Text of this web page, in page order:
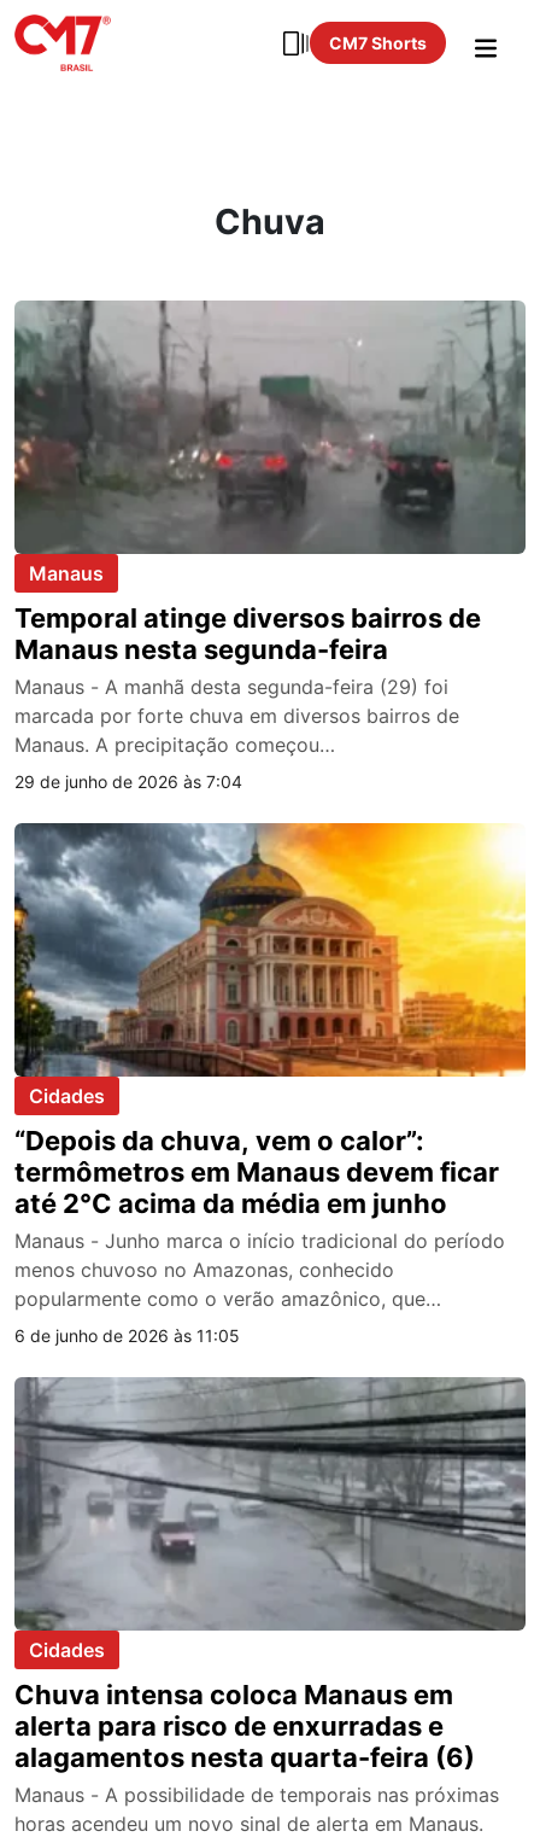
CM7 Shorts
Chuva
Manaus
Temporal atinge diversos bairros de
Manaus nesta segunda-feira
Manaus - A manhã desta segunda-feira (29) foi
marcada por forte chuva em diversos bairros de
Manaus. A precipitação começou…
29 de junho de 2026 às 7:04
Cidades
“Depois da chuva, vem o calor”:
termômetros em Manaus devem ficar
até 2°C acima da média em junho
Manaus - Junho marca o início tradicional do período
menos chuvoso no Amazonas, conhecido
popularmente como o verão amazônico, que…
6 de junho de 2026 às 11:05
Cidades
Chuva intensa coloca Manaus em
alerta para risco de enxurradas e
alagamentos nesta quarta-feira (6)
Manaus - A possibilidade de temporais nas próximas
horas acendeu um novo sinal de alerta em Manaus.